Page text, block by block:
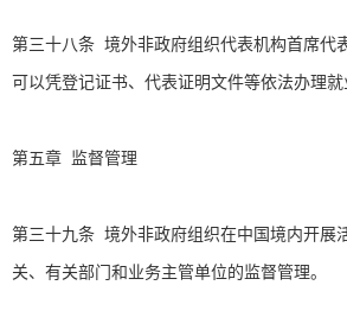
第三十八条 境外非政府组织代表机构首席代
可以凭登记证书、代表证明文件等依法办理就
第五章 监督管理
第三十九条 境外非政府组织在中国境内开展
关、有关部门和业务主管单位的监督管理。